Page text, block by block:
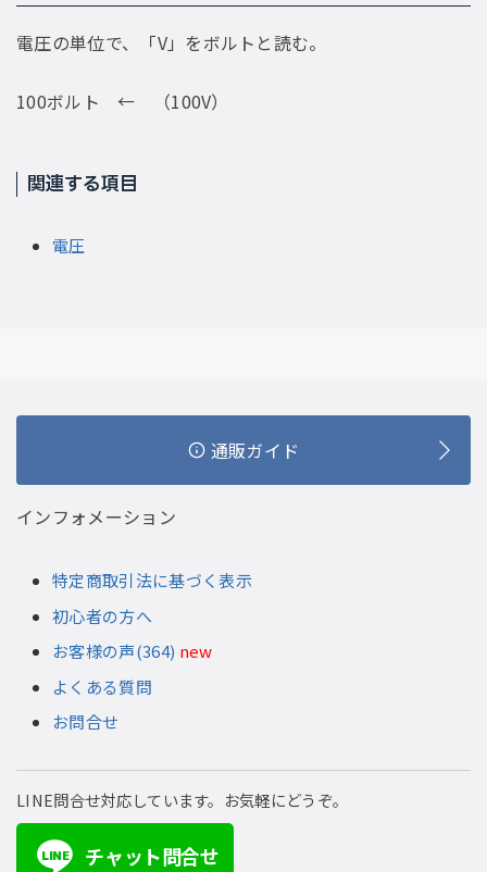
電圧の単位で、「V」をボルトと読む。
100ボルト ← （100V）
関連する項目
電圧
通販ガイド
インフォメーション
特定商取引法に基づく表示
初心者の方へ
お客様の声(364) new
よくある質問
お問合せ
LINE問合せ対応しています。お気軽にどうぞ。
LINE チャット問合せ